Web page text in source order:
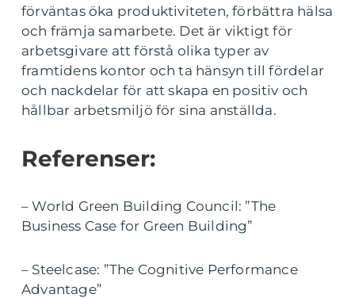
förväntas öka produktiviteten, förbättra hälsa
och främja samarbete. Det är viktigt för
arbetsgivare att förstå olika typer av
framtidens kontor och ta hänsyn till fördelar
och nackdelar för att skapa en positiv och
hållbar arbetsmiljö för sina anställda.
Referenser:
– World Green Building Council: ”The
Business Case for Green Building”
– Steelcase: ”The Cognitive Performance
Advantage”